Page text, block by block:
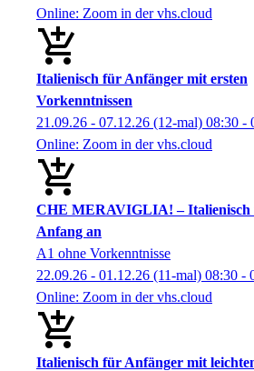
Online: Zoom in der vhs.cloud
Italienisch für Anfänger mit ersten
Vorkenntnissen
21.09.26 - 07.12.26 (12-mal) 08:30 -
Online: Zoom in der vhs.cloud
CHE MERAVIGLIA! – Italienisch
Anfang an
A1 ohne Vorkenntnisse
22.09.26 - 01.12.26 (11-mal) 08:30 -
Online: Zoom in der vhs.cloud
Italienisch für Anfänger mit